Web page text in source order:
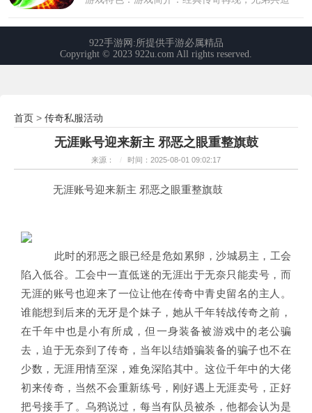
首页 > 传奇私服活动
无涯账号迎来新主 邪恶之眼重整旗鼓
来源： / 时间：2025-08-01 09:02:17
无涯账号迎来新主 邪恶之眼重整旗鼓
此时的邪恶之眼已经是危如累卵，沙城易主，工会
陷入低谷。工会中一直低迷的无涯出于无奈只能卖号，而
无涯的账号也迎来了一位让他在传奇中青史留名的主人。
谁能想到后来的无牙是个妹子，她从千年转战传奇之前，
在千年中也是小有所成，但一身装备被游戏中的老公骗
去，迫于无奈到了传奇，当年以结婚骗装备的骗子也不在
少数，无涯用情至深，难免深陷其中。这位千年中的大佬
初来传奇，当然不会重新练号，刚好遇上无涯卖号，正好
把号接手了。乌鸦说过，每当有队员被杀，他都会认为是